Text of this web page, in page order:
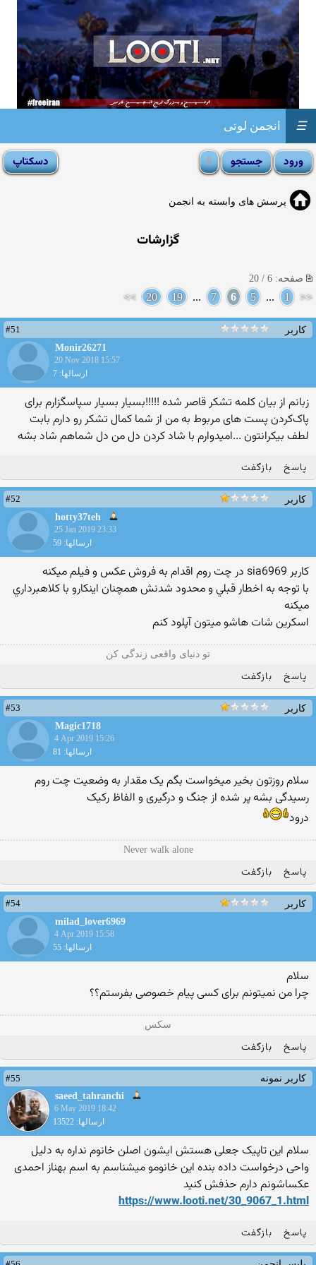
انجمن لوتی ☰
پرسش های وابسته به انجمن
گزارشات
صفحه: 6 / 20
<<
1
...
5
6
7
...
19
20
>>
کاربر
#51
Monir26271
20 Nov 2018 15:57
ارسالها: 7
زبانم از بیان کلمه تشکر قاصر شده !!!!!بسیار بسیار سپاسگزارم برای
پاک‌کردن پست های مربوط به من از شما کمال تشکر رو دارم بابت
لطف بیکرانتون ...امیدوارم با شاد کردن دل من دل شماهم شاد بشه
پاسخ بازگفت
کاربر
#52
hotty37teh
25 Jan 2019 23:33
ارسالها: 59
كاربر sia6969 در چت روم اقدام به فروش عكس و فيلم ميكنه
با توجه به اخطار قبلي و محدود شدنش همچنان اينكارو با كلاهبرداري
ميكنه
اسكرين شات هاشو ميتون آپلود كنم
تو دنیای واقعی زندگی کن
پاسخ بازگفت
کاربر
#53
Magic1718
4 Apr 2019 15:26
ارسالها: 81
سلام روزتون بخیر میخواست بگم یک مقدار به وضعیت چت روم
رسیدگی بشه پر شده از جنگ و درگیری و الفاظ رکیک
درود
Never walk alone
پاسخ بازگفت
کاربر
#54
milad_lover6969
4 Apr 2019 15:58
ارسالها: 55
سلام
چرا من نمیتونم برای کسی پیام خصوصی بفرستم؟؟
سکس
پاسخ بازگفت
کاربر نمونه
#55
saeed_tahranchi
6 May 2019 18:42
ارسالها: 13522
سلام این تاپیک جعلی هستش ایشون اصلن خانوم نداره به دلیل
واحی درخواست داده بنده این خانومو میشناسم به اسم بهناز احمدی
عکساشونم دارم حذفش کنید
https://www.looti.net/30_9067_1.html
پاسخ بازگفت